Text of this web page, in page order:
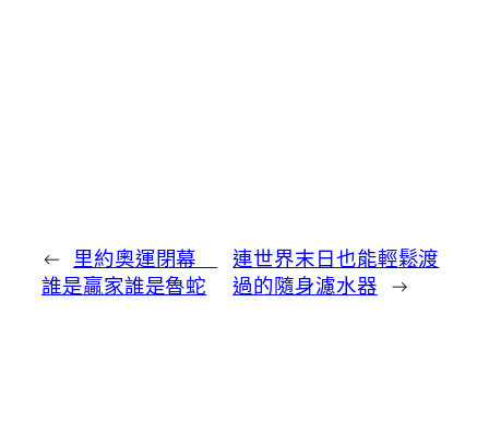
← 里約奧運閉幕
誰是贏家誰是魯蛇
連世界末日也能輕鬆渡
過的隨身濾水器 →